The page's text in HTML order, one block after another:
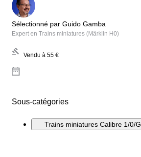
Sélectionné par Guido Gamba
Expert en Trains miniatures (Märklin H0)
Vendu à 55 €
Sous-catégories
Trains miniatures Calibre 1/0/G